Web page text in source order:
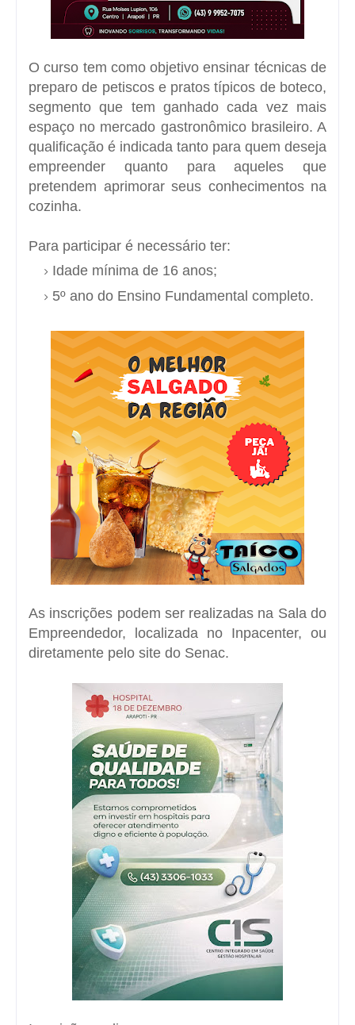
O curso tem como objetivo ensinar técnicas de
preparo de petiscos e pratos típicos de boteco,
segmento que tem ganhado cada vez mais
espaço no mercado gastronômico brasileiro. A
qualificação é indicada tanto para quem deseja
empreender quanto para aqueles que
pretendem aprimorar seus conhecimentos na
cozinha.
Para participar é necessário ter:
Idade mínima de 16 anos;
5º ano do Ensino Fundamental completo.
As inscrições podem ser realizadas na Sala do
Empreendedor, localizada no Inpacenter, ou
diretamente pelo site do Senac.